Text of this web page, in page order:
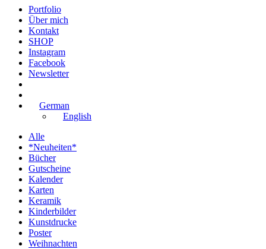
Portfolio
Über mich
Kontakt
SHOP
Instagram
Facebook
Newsletter
German
English
Alle
*Neuheiten*
Bücher
Gutscheine
Kalender
Karten
Keramik
Kinderbilder
Kunstdrucke
Poster
Weihnachten